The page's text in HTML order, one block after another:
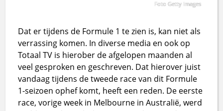
Foto Getty Images
Dat er tijdens de Formule 1 te zien is, kan niet als
verrassing komen. In diverse media en ook op
Totaal TV is hierober de afgelopen maanden al
veel gesproken en geschreven. Dat hierover juist
vandaag tijdens de tweede race van dit Formule
1-seizoen ophef komt, heeft een reden. De eerste
race, vorige week in Melbourne in Australië, werd